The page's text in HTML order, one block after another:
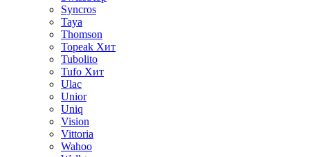
Syncros
Taya
Thomson
Topeak Хит
Tubolito
Tufo Хит
Ulac
Unior
Uniq
Vision
Vittoria
Wahoo